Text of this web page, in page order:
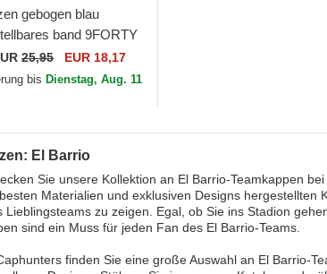
gebogen blau
band 9FORTY
der El Barrio Kings
von New Era
25,95 EUR 18,17
bis Dienstag, Aug. 11
El Barrio
Sie unsere Kollektion an El Barrio-Teamkappen
Materialien und exklusiven Designs
Lieblingsteams zu zeigen. Egal, ob Sie ins Stadion
sind ein Muss für jeden Fan des El Barrio-Teams.
finden Sie eine große Auswahl an El Barrio-